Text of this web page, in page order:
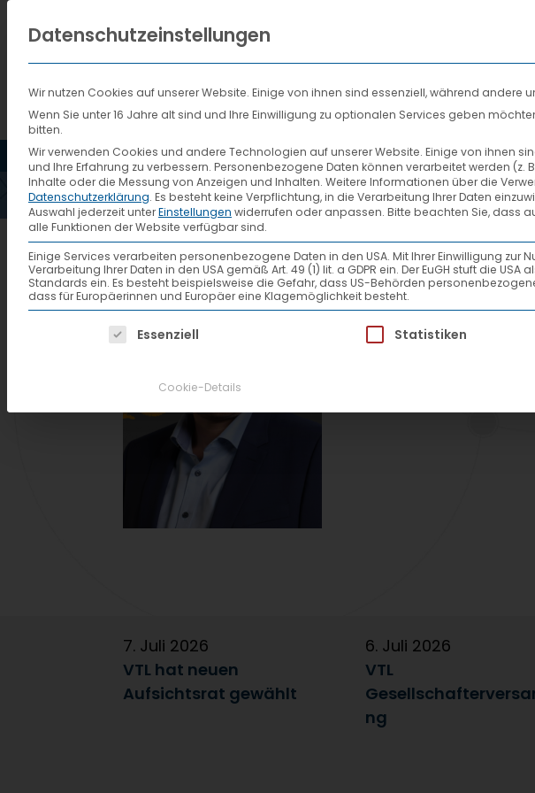
HOME AKTUELLES VTL
7. Juli 2026
VTL hat neuen
Aufsichtsrat gewählt
6. Juli 2026
VTL
ng
Datenschutzeinstellungen
Wir nutzen Cookies auf unserer Website. Einige von ihnen sind essenziell, während andere
Wenn Sie unter 16 Jahre alt sind und Ihre Einwilligung zu optionalen Services geben
bitten.
Wir verwenden Cookies und andere Technologien auf unserer Website. Einige von ihnen
und Ihre Erfahrung zu verbessern. Personenbezogene Daten können verarbeitet werden (z.
Inhalte oder die Messung von Anzeigen und Inhalten. Weitere Informationen über die
Datenschutzerklärung. Es besteht keine Verpflichtung, in die Verarbeitung Ihrer Daten
Auswahl jederzeit unterEinstellungen widerrufen oder anpassen. Bitte beachten Sie, dass
alle Funktionen der Website verfügbar sind.
Einige Services verarbeiten personenbezogene Daten in den USA. Mit Ihrer Einwilligung zur
Verarbeitung Ihrer Daten in den USA gemäß Art. 49 (1) lit. a GDPR ein. Der EuGH stuft die
Standards ein. Es besteht beispielsweise die Gefahr, dass US-Behörden
dass für Europäerinnen und Europäer eine Klagemöglichkeit besteht.
Es folgt eine Liste der Service-Gruppen, für die eine
Essenziell Statistiken
Cookie-Details